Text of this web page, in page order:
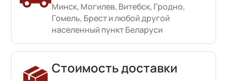
Минск, Могилев, Витебск, Гродно,
Гомель, Брест и любой другой
населенный пункт Беларуси
Стоимость доставки